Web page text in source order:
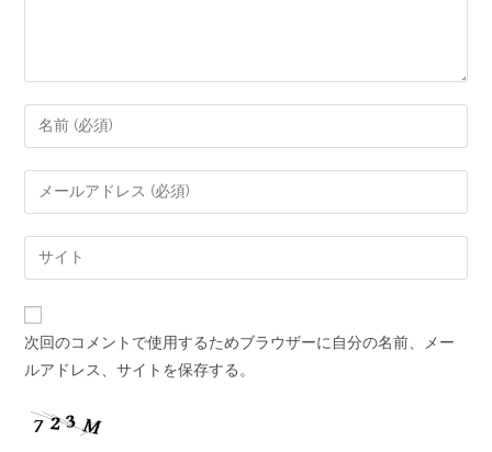
次回のコメントで使用するためブラウザーに自分の名前、メー
ルアドレス、サイトを保存する。